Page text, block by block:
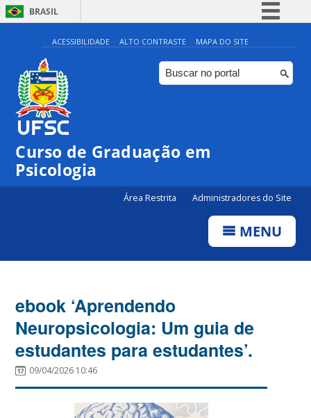
BRASIL
Simplifique!
Comunica BR
Participe
Canais
ACESSIBILIDADE ALTO CONTRASTE MAPA DO SITE
Curso de Graduação em
Psicologia
Área Restrita Administradores do Site
MENU
ebook ‘Aprendendo
Neuropsicologia: Um guia de
estudantes para estudantes’.
09/04/2026 10:46